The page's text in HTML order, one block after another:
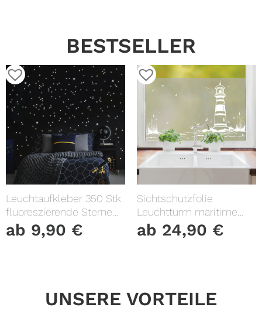
BESTSELLER
Leuchtaufkleber 350 Stk
fluoreszierende Sterne
und Punkte leuchten im
Dunklen Kinderzimmer
ab 9,90 €
Sichtschutzfolie
Leuchtturm maritime
Fensterfolie Fensterdeko
Milchglasfolie
ab 24,90 €
UNSERE VORTEILE